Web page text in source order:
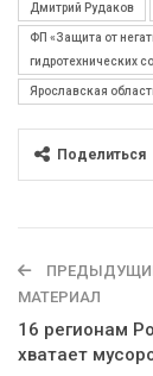
Дмитрий Рудаков
ФП «Защита от
гидротехнических
Ярославская
Поделиться
МАТЕРИАЛ
16 регионам
хватает